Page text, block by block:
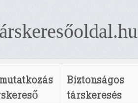
Biztonságos
társkeresés